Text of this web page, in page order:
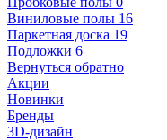
Виниловые полы 16
Паркетная доска 19
Подложки 6
Вернуться обратно
Акции
Новинки
Бренды
3D-дизайн